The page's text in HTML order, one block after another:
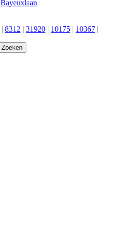
| 8312 | 31920 | 10175 | 10367 |